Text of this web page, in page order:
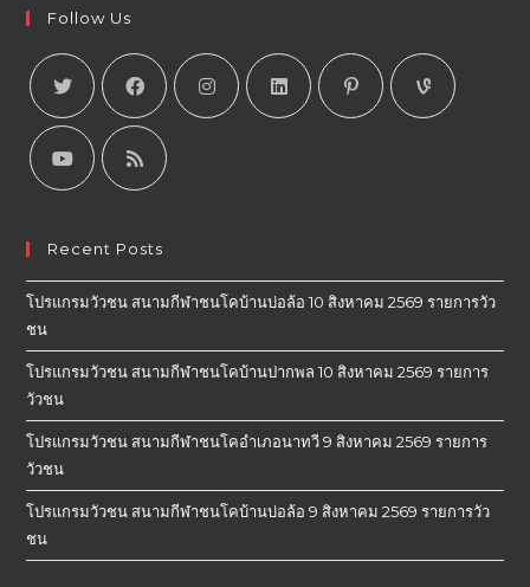
Follow Us
Recent Posts
โปรแกรมวัวชน สนามกีฬาชนโคบ้านบ่อล้อ 10 สิงหาคม 2569 รายการวัว
ชน
โปรแกรมวัวชน สนามกีฬาชนโคบ้านปากพล 10 สิงหาคม 2569 รายการ
วัวชน
โปรแกรมวัวชน สนามกีฬาชนโคอำเภอนาทวี 9 สิงหาคม 2569 รายการ
วัวชน
โปรแกรมวัวชน สนามกีฬาชนโคบ้านบ่อล้อ 9 สิงหาคม 2569 รายการวัว
ชน